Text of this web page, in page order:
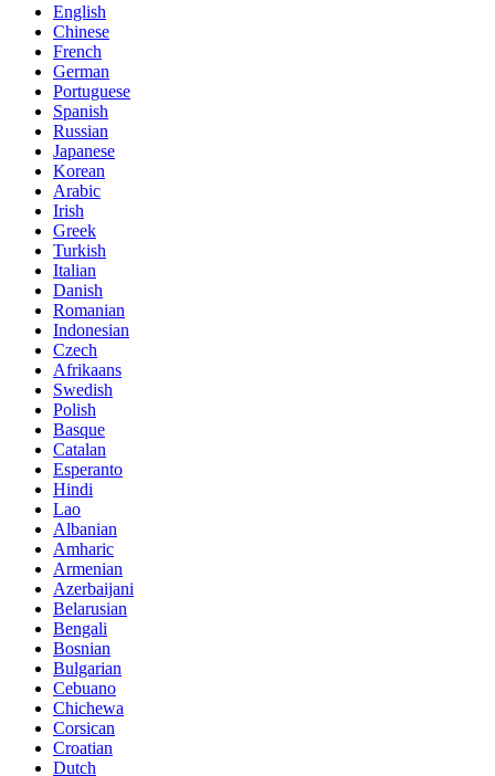
English
Chinese
French
German
Portuguese
Spanish
Russian
Japanese
Korean
Arabic
Irish
Greek
Turkish
Italian
Danish
Romanian
Indonesian
Czech
Afrikaans
Swedish
Polish
Basque
Catalan
Esperanto
Hindi
Lao
Albanian
Amharic
Armenian
Azerbaijani
Belarusian
Bengali
Bosnian
Bulgarian
Cebuano
Chichewa
Corsican
Croatian
Dutch